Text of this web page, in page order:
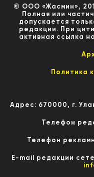
© ООО «Жасмин»,
Полная или
допускается
редакции. При
активная ссылка
Политика
Адрес: 670000, г.
Телефон
Телефон
E-mail редакции